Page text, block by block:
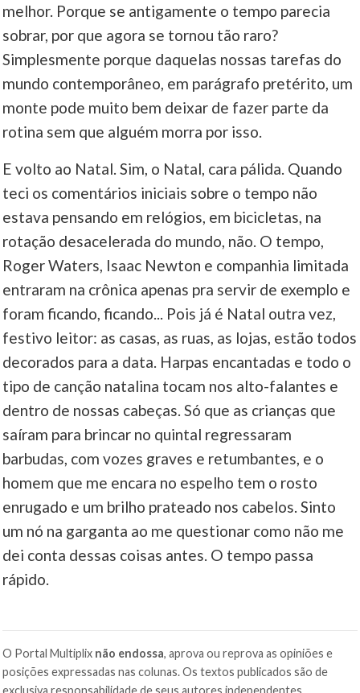
melhor. Porque se antigamente o tempo parecia
sobrar, por que agora se tornou tão raro?
Simplesmente porque daquelas nossas tarefas do
mundo contemporâneo, em parágrafo pretérito, um
monte pode muito bem deixar de fazer parte da
rotina sem que alguém morra por isso.
E volto ao Natal. Sim, o Natal, cara pálida. Quando
teci os comentários iniciais sobre o tempo não
estava pensando em relógios, em bicicletas, na
rotação desacelerada do mundo, não. O tempo,
Roger Waters, Isaac Newton e companhia limitada
entraram na crônica apenas pra servir de exemplo e
foram ficando, ficando... Pois já é Natal outra vez,
festivo leitor: as casas, as ruas, as lojas, estão todos
decorados para a data. Harpas encantadas e todo o
tipo de canção natalina tocam nos alto-falantes e
dentro de nossas cabeças. Só que as crianças que
saíram para brincar no quintal regressaram
barbudas, com vozes graves e retumbantes, e o
homem que me encara no espelho tem o rosto
enrugado e um brilho prateado nos cabelos. Sinto
um nó na garganta ao me questionar como não me
dei conta dessas coisas antes. O tempo passa
rápido.
O Portal Multiplix não endossa, aprova ou reprova as opiniões e
posições expressadas nas colunas. Os textos publicados são de
exclusiva responsabilidade de seus autores independentes.